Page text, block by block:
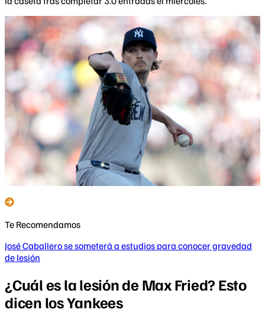
Te Recomendamos
José Caballero se someterá a estudios para conocer gravedad
de lesión
¿Cuál es la lesión de Max Fried? Esto
dicen los Yankees